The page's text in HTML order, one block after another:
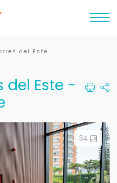
del Este
del Este -
34